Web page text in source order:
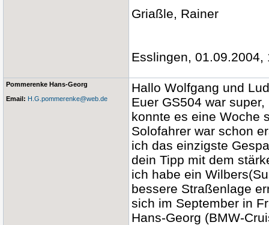
Griaßle, Rainer
Esslingen, 01.09.2004,
Pommerenke Hans-Georg
Email: H.G.pommerenke@web.de
Hallo Wolfgang und
Euer GS504 war
konnte es eine Woche
Solofahrer war schon
ich das einzigste
dein Tipp mit dem
ich habe ein
bessere Straßenlage
sich im September in
Hans-Georg (BMW-